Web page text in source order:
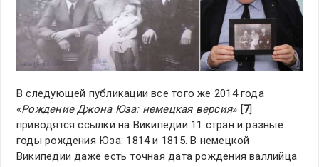
В следующей публикации все того же 2014 года
«Рождение Джона Юза: немецкая версия» [7]
приводятся ссылки на Википедии 11 стран и разные
годы рождения Юза: 1814 и 1815. В немецкой
Википедии даже есть точная дата рождения валлийца